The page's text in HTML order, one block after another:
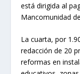
está dirigida al
Mancomunidad
La cuarta, por
redacción de 20
reformas en